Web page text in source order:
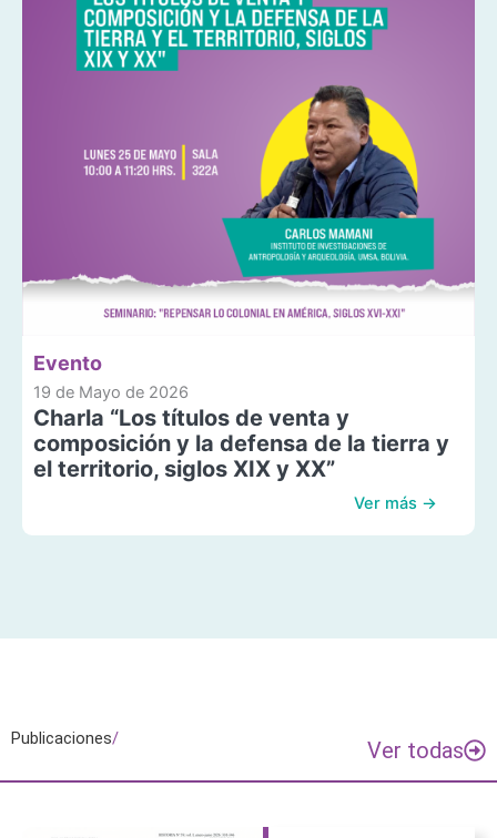
Evento
19 de Mayo de 2026
Charla “Los títulos de venta y
composición y la defensa de la tierra y
el territorio, siglos XIX y XX”
Ver más →
Publicaciones/ Ver todas